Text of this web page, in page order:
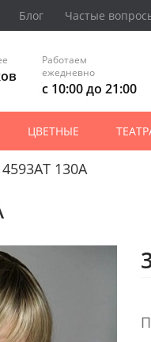
Блог Частые
Работаем
ежедневно
с 10:00 до 21:00
ЦВЕТНЫЕ
130A